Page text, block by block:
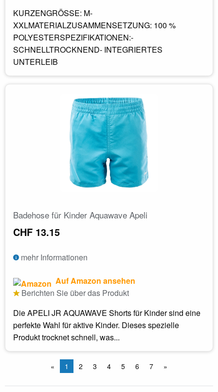
KURZENGRÖSSE: M-
XXLMATERIALZUSAMMENSETZUNG: 100 %
POLYESTERSPEZIFIKATIONEN:-
SCHNELLTROCKNEND- INTEGRIERTES
UNTERLEIB
Badehose für Kinder Aquawave Apeli
CHF 13.15
mehr Informationen
Auf Amazon ansehen
Berichten Sie über das Produkt
Die APELI JR AQUAWAVE Shorts für Kinder sind eine
perfekte Wahl für aktive Kinder. Dieses spezielle
Produkt trocknet schnell, was...
« 1 2 3 4 5 6 7 »